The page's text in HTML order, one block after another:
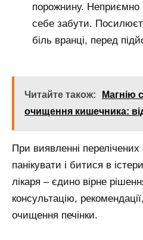
порожнину. Неприємно
себе забути.
біль вранці, перед
Читайте також:
Магнію
очищення кишечника:
При виявленні перелічених
панікувати і битися в
лікаря – єдино вірне
консультацію,
очищення печінки.